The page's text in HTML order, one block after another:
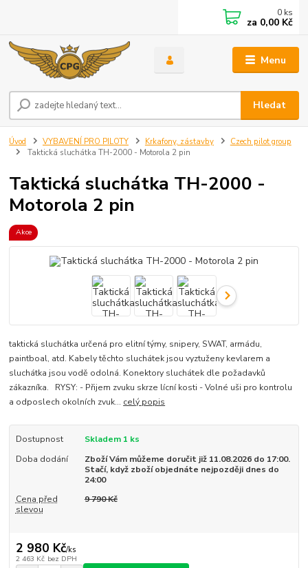
Menu
Hledat
0 ks
za 0,00 Kč
Úvod VYBAVENÍ PRO PILOTY Krkafony, zástavby
Czech pilot group
Taktická sluchátka TH-2000 - Motorola 2 pin
Taktická sluchátka TH-2000 -
Motorola 2 pin
Akce
taktická sluchátka určená pro elitní týmy, snipery, SWAT, armádu,
paintboal, atd. Kabely těchto sluchátek jsou vyztuženy kevlarem a
sluchátka jsou vodě odolná. Konektory sluchátek dle požadavků
zákazníka. RYSY: - Přijem zvuku skrze lícní kosti - Volné uši pro kontrolu
a odposlech okolních zvuk... celý popis
Dostupnost
Skladem 1 ks
Doba dodání
Zboží Vám můžeme doručit již 11.08.2026 do 17:00.
Stačí, když zboží objednáte nejpozději dnes do
24:00
Cena před
slevou
9 790 Kč
2 980 Kč/ks
2 463 Kč bez DPH